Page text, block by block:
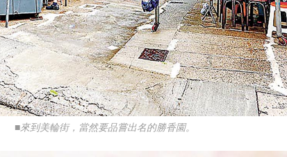
■來到美輪街，當然要品嘗出名的勝香園。